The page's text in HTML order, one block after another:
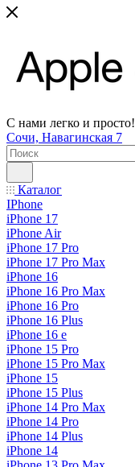
С нами легко и просто!
Сочи, Навагинская 7
Каталог
IPhone
iPhone 17
iPhone Air
iPhone 17 Pro
iPhone 17 Pro Max
iPhone 16
iPhone 16 Pro Max
iPhone 16 Pro
iPhone 16 Plus
iPhone 16 e
iPhone 15 Pro
iPhone 15 Pro Max
iPhone 15
iPhone 15 Plus
iPhone 14 Pro Max
iPhone 14 Pro
iPhone 14 Plus
iPhone 14